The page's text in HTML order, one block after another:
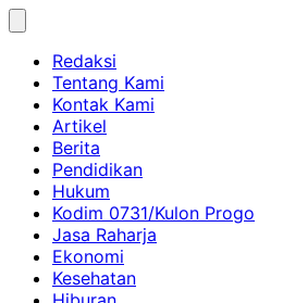
Skip
contentRedaksi
Tentang Kami
Kontak Kami
Artikel
Berita
Pendidikan
Hukum
Kodim 0731/Kulon Progo
Jasa Raharja
Ekonomi
Kesehatan